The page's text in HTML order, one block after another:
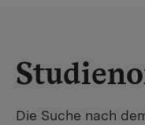
Die Suche nach